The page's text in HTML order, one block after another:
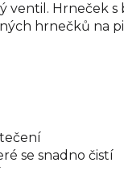
ventil. Hrneček
hrnečků na
se snadno čistí